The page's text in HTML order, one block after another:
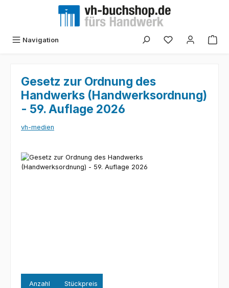
Zum Hauptinhalt springen
Navigation
Gesetz zur Ordnung des
Handwerks (Handwerksordnung)
- 59. Auflage 2026
vh-medien
Bildergalerie überspringen
Anzahl Stückpreis